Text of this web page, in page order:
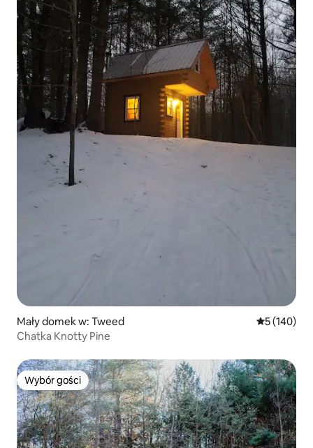
Mały domek w: Tweed Średnia
5 (140)
Chatka Knotty Pine
Wybór gości
Wybór gości